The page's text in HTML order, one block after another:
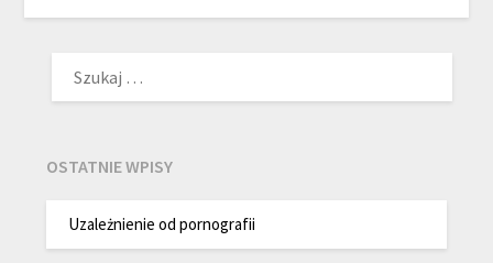
OSTATNIE WPISY
Uzależnienie od pornografii